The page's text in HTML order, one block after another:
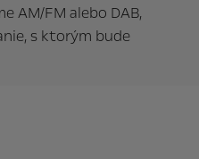
AM/FM alebo DAB,
s ktorým bude